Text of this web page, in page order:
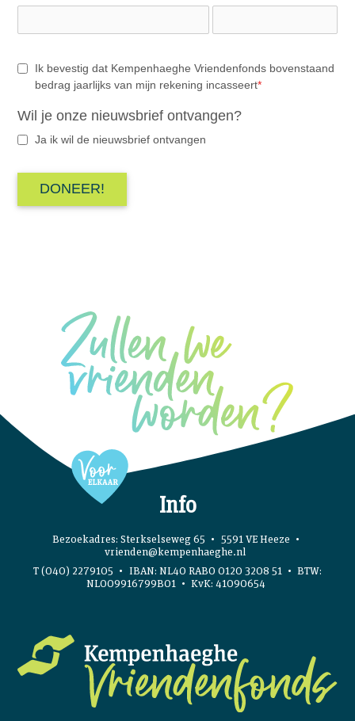
Ik bevestig dat Kempenhaeghe Vriendenfonds bovenstaand
bedrag jaarlijks van mijn rekening incasseert*
Wil je onze nieuwsbrief ontvangen?
Ja ik wil de nieuwsbrief ontvangen
DONEER!
Info
Bezoekadres: Sterkselseweg 65
5591 VE Heeze
vrienden@kempenhaeghe.nl
T (040) 2279105
IBAN: NL40 RABO 0120 3208 51
BTW:
NL009916799B01
KvK: 41090654